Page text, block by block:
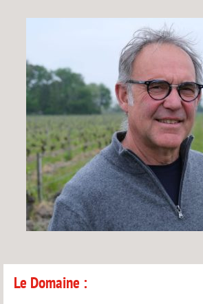
Le Domaine :